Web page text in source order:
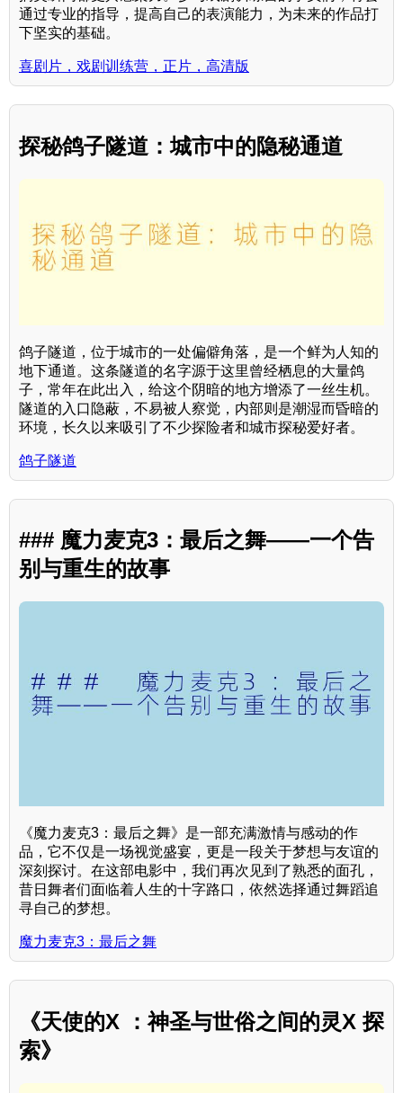
通过专业的指导，提高自己的表演能力，为未来的作品打
下坚实的基础。
喜剧片，戏剧训练营，正片，高清版
探秘鸽子隧道：城市中的隐秘通道
鸽子隧道，位于城市的一处偏僻角落，是一个鲜为人知的
地下通道。这条隧道的名字源于这里曾经栖息的大量鸽
子，常年在此出入，给这个阴暗的地方增添了一丝生机。
隧道的入口隐蔽，不易被人察觉，内部则是潮湿而昏暗的
环境，长久以来吸引了不少探险者和城市探秘爱好者。
鸽子隧道
### 魔力麦克3：最后之舞——一个告
别与重生的故事
《魔力麦克3：最后之舞》是一部充满激情与感动的作
品，它不仅是一场视觉盛宴，更是一段关于梦想与友谊的
深刻探讨。在这部电影中，我们再次见到了熟悉的面孔，
昔日舞者们面临着人生的十字路口，依然选择通过舞蹈追
寻自己的梦想。
魔力麦克3：最后之舞
《天使的X ：神圣与世俗之间的灵X 探
索》